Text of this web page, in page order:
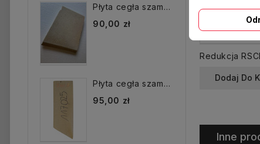
Płyta cegła szamotowa...
90,00 zł
Płyta cegła szamotowa...
95,00 zł
Dodaj Do
Inne